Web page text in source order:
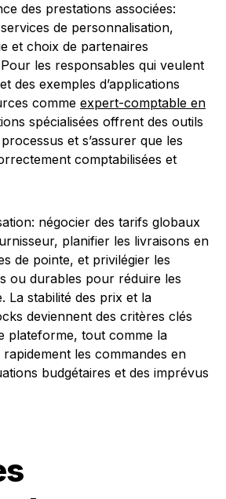
des prestations associées:
de personnalisation,
et choix de partenaires
les responsables qui veulent
des exemples d’applications
comme expert-comptable en
spécialisées offrent des outils
et s’assurer que les
comptabilisées et
négocier des tarifs globaux
planifier les livraisons en
de pointe, et privilégier les
ou durables pour réduire les
La stabilité des prix et la
deviennent des critères clés
plateforme, tout comme la
les commandes en
budgétaires et des imprévus